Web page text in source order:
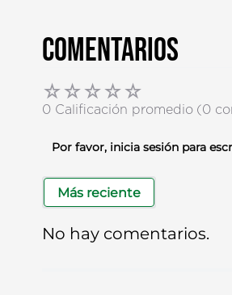
Comentarios
☆☆☆☆☆
0 Calificación promedio (0
Por favor, inicia sesión para
Más reciente
No hay comentarios.